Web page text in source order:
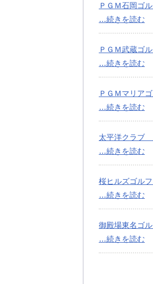
ＰＧＭ石岡ゴ
…続きを読む
ＰＧＭ武蔵ゴ
…続きを読む
ＰＧＭマリア
…続きを読む
太平洋クラブ
…続きを読む
桜ヒルズゴルフ
…続きを読む
御殿場東名ゴル
…続きを読む